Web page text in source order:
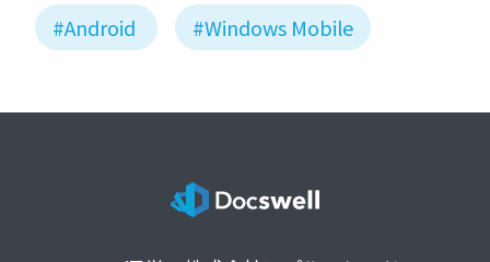
#Android #Windows Mobile